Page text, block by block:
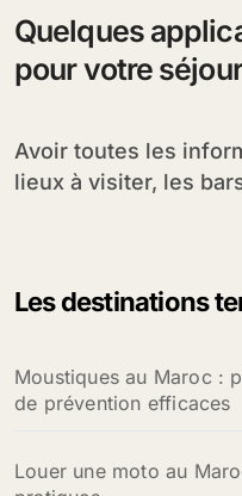
Quelques
pour votre
Avoir toutes les informations sur les meilleurs
lieux à visiter, les
Les destinations
Moustiques au Maroc :
de prévention efficaces
Louer une moto au